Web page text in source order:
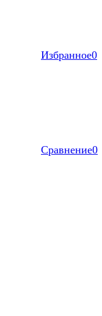
Избранное0
Сравнение0